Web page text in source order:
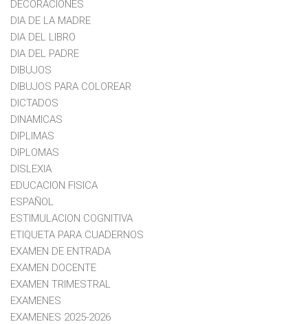
DECORACIONES
DIA DE LA MADRE
DIA DEL LIBRO
DIA DEL PADRE
DIBUJOS
DIBUJOS PARA COLOREAR
DICTADOS
DINAMICAS
DIPLIMAS
DIPLOMAS
DISLEXIA
EDUCACION FISICA
ESPAÑOL
ESTIMULACION COGNITIVA
ETIQUETA PARA CUADERNOS
EXAMEN DE ENTRADA
EXAMEN DOCENTE
EXAMEN TRIMESTRAL
EXAMENES
EXAMENES 2025-2026